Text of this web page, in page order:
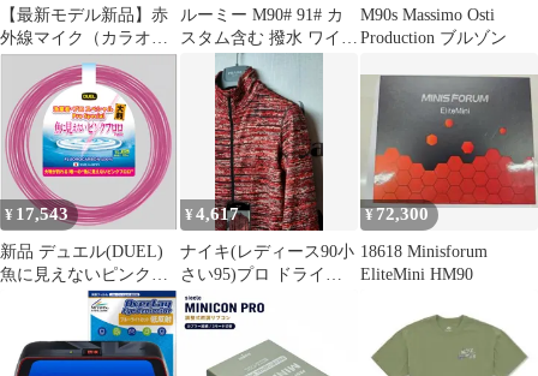
【最新モデル新品】赤
外線マイク（カラオ
ケ）AT-CLM9010Pro
ルーミー M90# 91# カ
スタム含む 撥水 ワイパ
ー 替えゴム フロントセ
ット HVTW525
HVTW475 PIAA SPAC
PRO PIAA雨トーナメン
トワイパーブレード用
E1E1
M90s Massimo Osti
Production ブルゾン
¥ 17,543
新品 デュエル(DUEL)
魚に見えないピンクフ
ロロ 漁業者・プロスペ
シャル 大判 100m90号
カセ巻き ハリス フロロ
カーボン
¥4,617
ナイキ(レディース90小
さい95)プロ ドライフ
ィット レディース ジッ
プアップ M90
¥72,300
18618 Minisforum
EliteMini HM90